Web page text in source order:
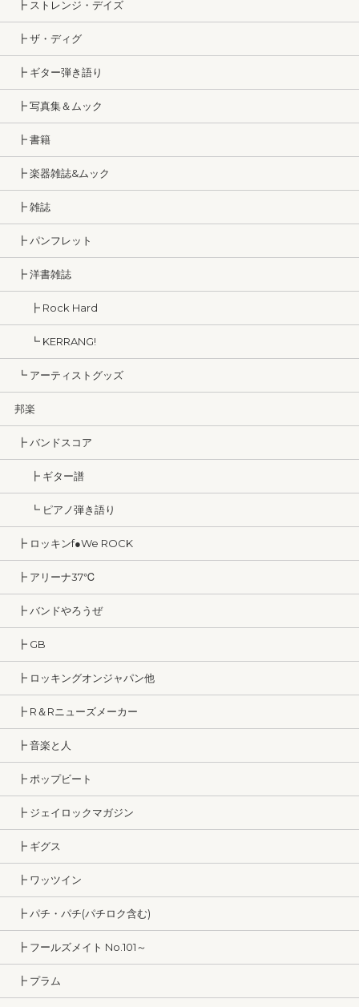
┣ ストレンジ・デイズ
┣ ザ・ディグ
┣ ギター弾き語り
┣ 写真集＆ムック
┣ 書籍
┣ 楽器雑誌&ムック
┣ 雑誌
┣ パンフレット
┣ 洋書雑誌
┣ Rock Hard
┗ KERRANG!
┗ アーティストグッズ
邦楽
┣ バンドスコア
┣ ギター譜
┗ ピアノ弾き語り
┣ ロッキンf●We ROCK
┣ アリーナ37℃
┣ バンドやろうぜ
┣ GB
┣ ロッキングオンジャパン他
┣ R＆Rニューズメーカー
┣ 音楽と人
┣ ポップビート
┣ ジェイロックマガジン
┣ ギグス
┣ ワッツイン
┣ パチ・パチ(パチロク含む)
┣ フールズメイト No.101～
┣ プラム